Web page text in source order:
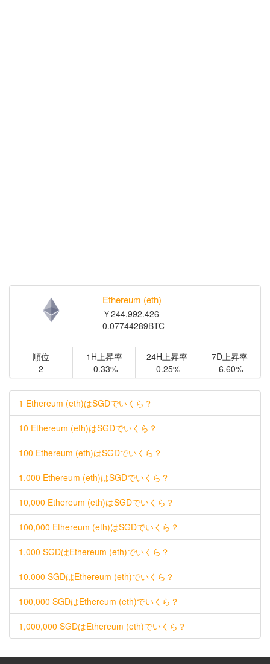
Ethereum (eth)
￥244,992.426
0.07744289BTC
順位
2
1H上昇率
-0.33%
24H上昇率
-0.25%
7D上昇率
-6.60%
1 Ethereum (eth)はSGDでいくら？
10 Ethereum (eth)はSGDでいくら？
100 Ethereum (eth)はSGDでいくら？
1,000 Ethereum (eth)はSGDでいくら？
10,000 Ethereum (eth)はSGDでいくら？
100,000 Ethereum (eth)はSGDでいくら？
1,000 SGDはEthereum (eth)でいくら？
10,000 SGDはEthereum (eth)でいくら？
100,000 SGDはEthereum (eth)でいくら？
1,000,000 SGDはEthereum (eth)でいくら？